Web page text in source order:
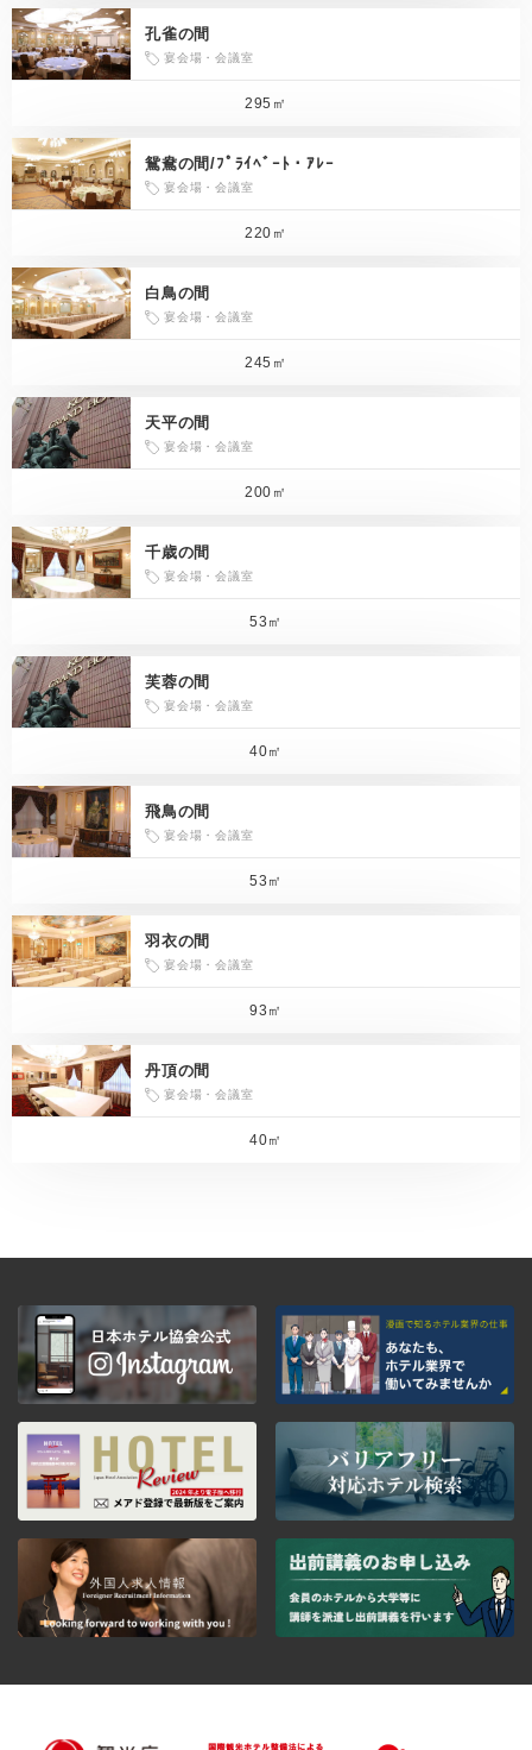
孔雀の間
宴会場・会議室
295㎡
鴛鴦の間/ﾌﾟﾗｲﾍﾞｰﾄ・ｱﾚｰ
宴会場・会議室
220㎡
白鳥の間
宴会場・会議室
245㎡
天平の間
宴会場・会議室
200㎡
千歳の間
宴会場・会議室
53㎡
芙蓉の間
宴会場・会議室
40㎡
飛鳥の間
宴会場・会議室
53㎡
羽衣の間
宴会場・会議室
93㎡
丹頂の間
宴会場・会議室
40㎡